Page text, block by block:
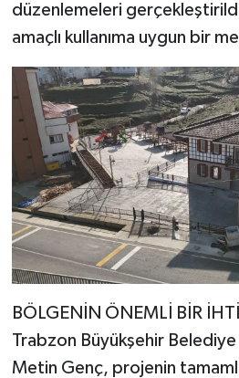
düzenlemeleri
amaçlı kullanıma uygun bir
BÖLGENİN ÖNEMLİ BİR
Trabzon Büyükşehir Belediye
Metin Genç, projenin